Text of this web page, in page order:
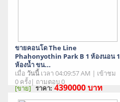
ขายคอนโด The Line
Phahonyothin Park B 1 ห้องนอน 1
ห้องน้ำ ขน...
เมื่อ วันนี้เวลา 04:09:57 AM | เข้าชม
0 ครั้ง| ถามตอบ 0
[ขาย]ราคา:4390000บาท